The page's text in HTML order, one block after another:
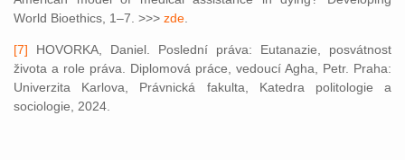
World Bioethics, 1–7. >>> zde.
[7] HOVORKA, Daniel. Poslední práva: Eutanazie, posvátnost
života a role práva. Diplomová práce, vedoucí Agha, Petr. Praha:
Univerzita Karlova, Právnická fakulta, Katedra politologie a
sociologie, 2024.